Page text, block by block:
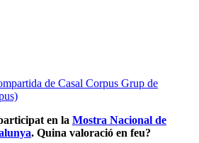
de Casal Corpus Grup de
en la Mostra Nacional de
. Quina valoració en feu?